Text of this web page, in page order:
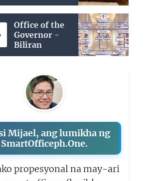
Office of the
Governor -
Biliran
Mijael, ang lumikha ng
SmartOfficeph.One.
propesyonal na may-ari